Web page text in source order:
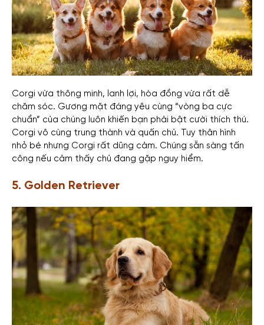
Corgi vừa thông minh, lanh lợi, hòa đồng vừa rất dễ
chăm sóc. Gương mặt đáng yêu cùng “vòng ba cực
chuẩn” của chúng luôn khiến bạn phải bật cười thích thú.
Corgi vô cùng trung thành và quấn chủ. Tuy thân hình
nhỏ bé nhưng Corgi rất dũng cảm. Chúng sẵn sàng tấn
công nếu cảm thấy chủ đang gặp nguy hiểm.
5. Golden Retriever